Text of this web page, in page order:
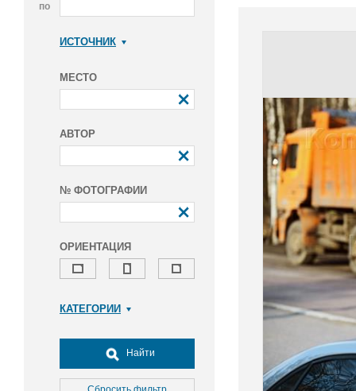
по
ИСТОЧНИК
МЕСТО
АВТОР
№ ФОТОГРАФИИ
ОРИЕНТАЦИЯ
КАТЕГОРИИ
Досуг, туризм и отдых
Культура
Найти